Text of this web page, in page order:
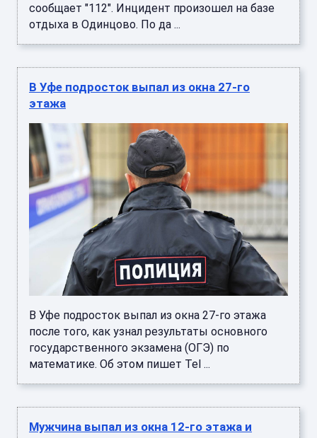
сообщает "112". Инцидент произошел на базе
отдыха в Одинцово. По да ...
В Уфе подросток выпал из окна 27-го
этажа
В Уфе подросток выпал из окна 27-го этажа
после того, как узнал результаты основного
государственного экзамена (ОГЭ) по
математике. Об этом пишет Tel ...
Мужчина выпал из окна 12-го этажа и